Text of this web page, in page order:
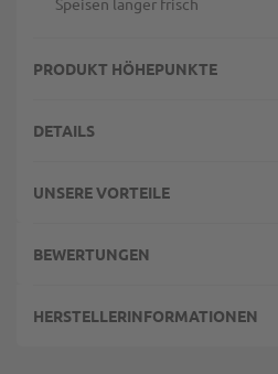
PRODUKT HÖHEPUNKTE
DETAILS
UNSERE VORTEILE
BEWERTUNGEN
HERSTELLERINFORMATIONEN